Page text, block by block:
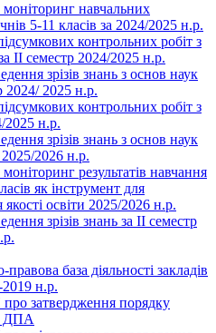
навчальних
5-11 класів за 2024/2025 н.р.
контрольних робіт з
ІІ семестр 2024/2025 н.р.
зрізів знань з основ наук
2024/ 2025 н.р.
контрольних робіт з
2025 н.р.
зрізів знань з основ наук
2025/2026 н.р.
результатів навчання
як інструмент для
освіти 2025/2026 н.р.
зрізів знань за ІІ семестр
база діяльності закладів
2019 н.р.
затвердження порядку
ДПА